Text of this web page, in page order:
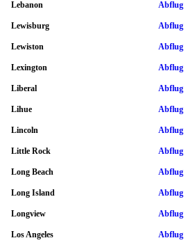
Lebanon Abflug
Lewisburg Abflug
Lewiston Abflug
Lexington Abflug
Liberal Abflug
Lihue Abflug
Lincoln Abflug
Little Rock Abflug
Long Beach Abflug
Long Island Abflug
Longview Abflug
Los Angeles Abflug